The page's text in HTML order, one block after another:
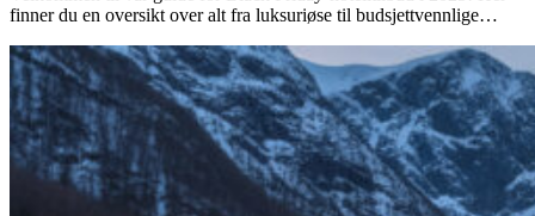
finner du en oversikt over alt fra luksuriøse til budsjettvennlige…